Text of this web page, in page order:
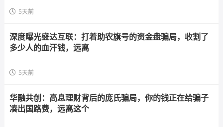
5天前
深度曝光盛达互联：打着助农旗号的资金盘骗局，收割了
多少人的血汗钱，远离
5天前
华融共创：高息理财背后的庞氏骗局，你的钱正在给骗子
凑出国路费，远离这个